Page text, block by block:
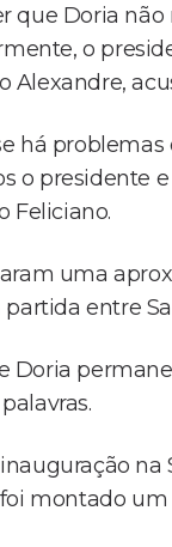
que Doria
o
Alexandre,
há
o presidente
Feliciano.
uma
partida entre
Doria
foi montado